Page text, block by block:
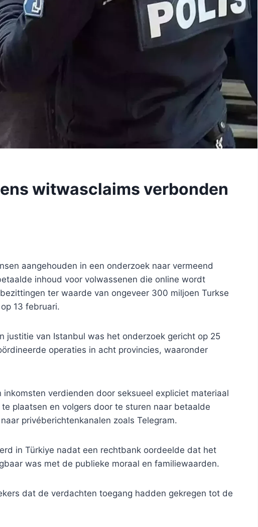
witwasclaims verbonden
aangehouden in een onderzoek naar vermeend
inhoud voor volwassenen die online wordt
ter waarde van ongeveer 300 miljoen Turkse
13 februari.
justitie van Istanbul was het onderzoek gericht op 25
operaties in acht provincies, waaronder
verdienden door seksueel expliciet materiaal
plaatsen en volgers door te sturen naar betaalde
privéberichtenkanalen zoals Telegram.
in Türkiye nadat een rechtbank oordeelde dat het
was met de publieke moraal en familiewaarden.
dat de verdachten toegang hadden gekregen tot de